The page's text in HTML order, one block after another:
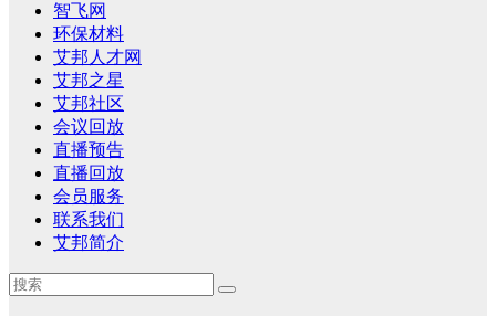
智飞网
环保材料
艾邦人才网
艾邦之星
艾邦社区
会议回放
直播预告
直播回放
会员服务
联系我们
艾邦简介